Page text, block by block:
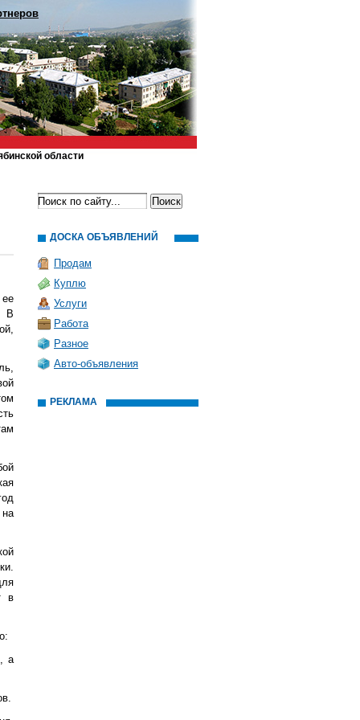
области
В
в
а
ДОСКА ОБЪЯВЛЕНИЙ
Продам
Куплю
Услуги
Работа
Разное
Авто-объявления
РЕКЛАМА